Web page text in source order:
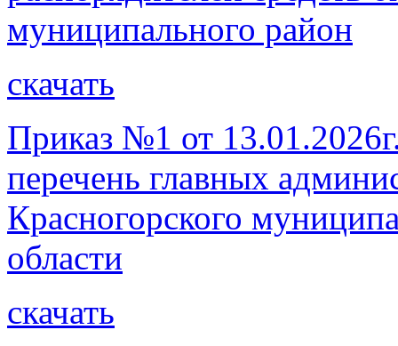
муниципального район
скачать
Приказ №1 от
перечень главных
Красногорского
области
скачать